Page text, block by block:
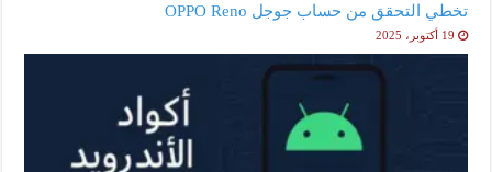
تخطي التحقق من حساب جوجل OPPO Reno
19 أكتوبر، 2025